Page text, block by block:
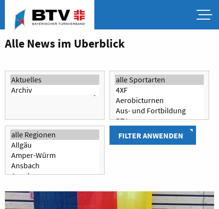
Alle News im Überblick
FILTER ANWENDEN